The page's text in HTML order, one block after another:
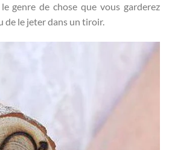
le genre de chose que vous garderez
de le jeter dans un tiroir.